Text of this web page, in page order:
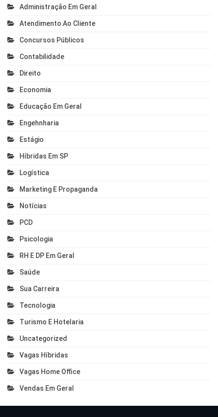
Administração Em Geral
Atendimento Ao Cliente
Concursos Públicos
Contabilidade
Direito
Economia
Educação Em Geral
Engehnharia
Estágio
Híbridas Em SP
Logística
Marketing E Propaganda
Notícias
PCD
Psicologia
RH E DP Em Geral
Saúde
Sua Carreira
Tecnologia
Turismo E Hotelaria
Uncategorized
Vagas Híbridas
Vagas Home Office
Vendas Em Geral